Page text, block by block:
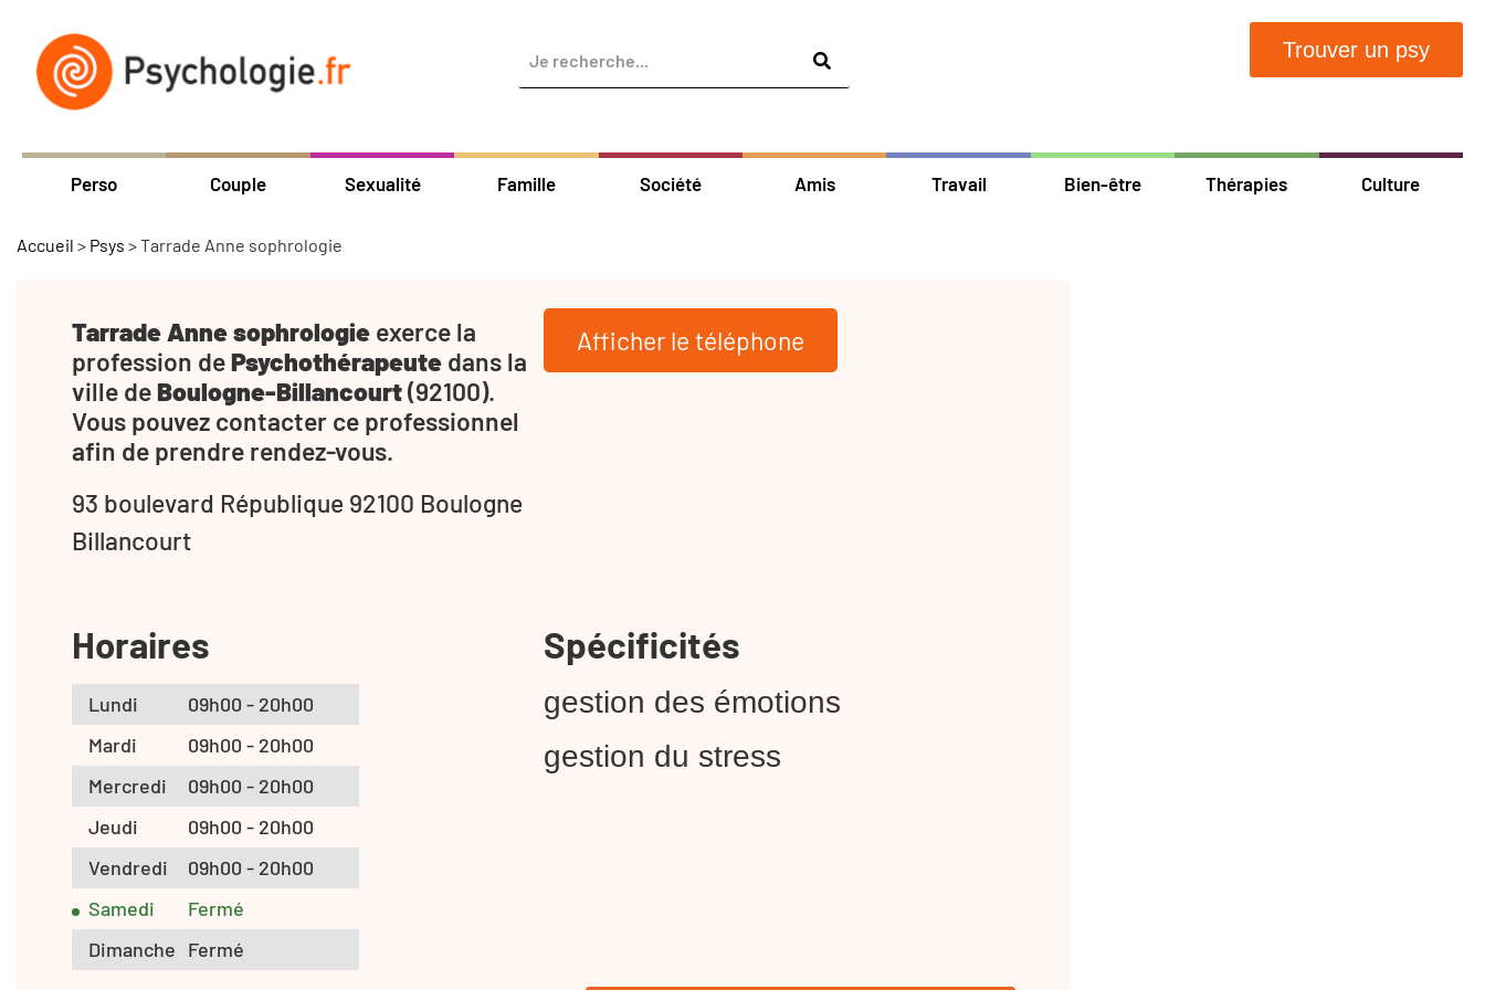
Trouver un psy
Perso Couple Sexualité Famille Société Amis Travail Bien-être Thérapies Culture
Accueil > Psys >Tarrade Anne sophrologie
Tarrade Anne sophrologie exerce la
profession dePsychothérapeute dans la
ville de Boulogne-Billancourt(92100).
Vous pouvez contacter ce professionnel
afin de prendre rendez-vous.
93 boulevard République 92100 Boulogne
Billancourt
Afficher le téléphone
Horaires
Lundi
09h00 - 20h00
Mardi
09h00 - 20h00
Mercredi
09h00 - 20h00
Jeudi
09h00 - 20h00
Vendredi
09h00 - 20h00
Samedi
Fermé
Dimanche Fermé
Spécificités
gestion des émotions
gestion du stress